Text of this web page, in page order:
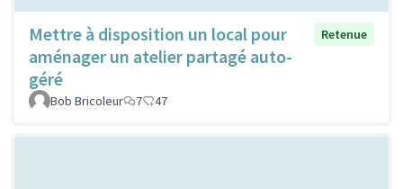
Mettre à disposition un local pour
aménager un atelier partagé auto-
géré
Retenue
Bob Bricoleur 7 47